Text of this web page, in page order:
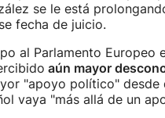
se le está
fecha de juicio.
al Parlamento Europeo
aún mayor
"apoyo político"
vaya "más allá de un